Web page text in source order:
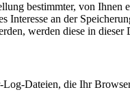
bestimmter, von
an der
werden diese in dieser
Dateien, die Ihr